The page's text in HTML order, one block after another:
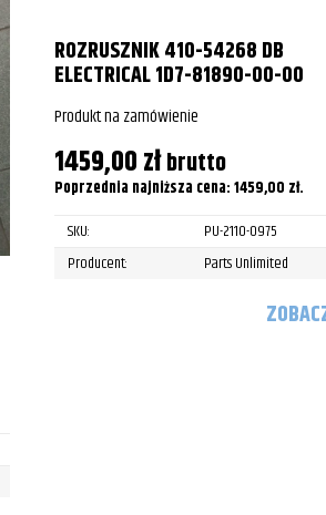
ROZRUSZNIK 410-54268 DB
ELECTRICAL 1D7-81890-00-00
Produkt na zamówienie
1459,00złbrutto
Poprzednia najniższa cena:1459,00 zł.
SKU:
PU-2110-0975
Producent:
Parts Unlimited